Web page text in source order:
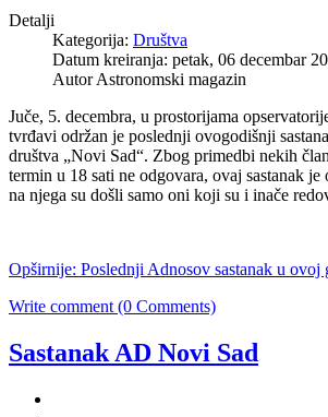
Detalji
Kategorija: Društva
Datum kreiranja: petak, 06 decembar
Autor Astronomski magazin
Juče, 5. decembra, u prostorijama
tvrđavi održan je poslednji ovogodišnji
društva „Novi Sad“. Zbog primedbi nekih
termin u 18 sati ne odgovara, ovaj sastanak
na njega su došli samo oni koji su i inače
Opširnije: Poslednji Adnosov sastanak u ovoj
Write comment (0 Comments)
Sastanak AD Novi Sad